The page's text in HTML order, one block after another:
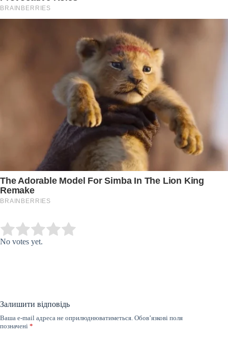
Rate this item:
No votes yet.
Залишити відповідь
Ваша e-mail адреса не оприлюднюватиметься. Обов’язкові поля
позначені *